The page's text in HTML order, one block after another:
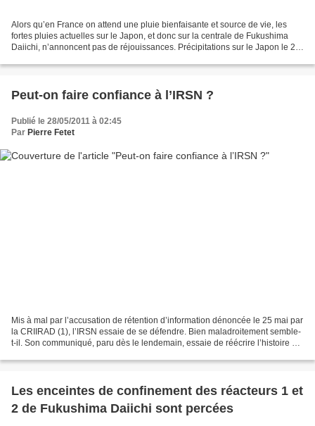
Alors qu’en France on attend une pluie bienfaisante et source de vie, les
fortes pluies actuelles sur le Japon, et donc sur la centrale de Fukushima
Daiichi, n’annoncent pas de réjouissances. Précipitations sur le Japon le 29
Peut-on faire confiance à l’IRSN ?
Publié le 28/05/2011 à 02:45
Par Pierre Fetet
Mis à mal par l’accusation de rétention d’information dénoncée le 25 mai par
la CRIIRAD (1), l’IRSN essaie de se défendre. Bien maladroitement semble-
t-il. Son communiqué, paru dès le lendemain, essaie de réécrire l’histoire en
Les enceintes de confinement des réacteurs 1 et
2 de Fukushima Daiichi sont percées